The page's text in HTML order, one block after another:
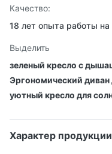
Качество:
18 лет опыта работы на
Выделить
зеленый кресло с
Эргономический диван
уютный кресло для
Характер продукции